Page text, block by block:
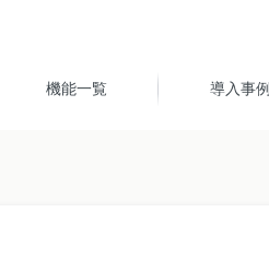
機能一覧 導入事例